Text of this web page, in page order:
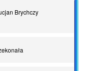
Brychczy